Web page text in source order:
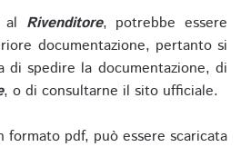
Rivenditore, potrebbe essere
documentazione, pertanto si
di spedire la documentazione, di
, o di consultarne il sito ufficiale.
pdf, può essere scaricata